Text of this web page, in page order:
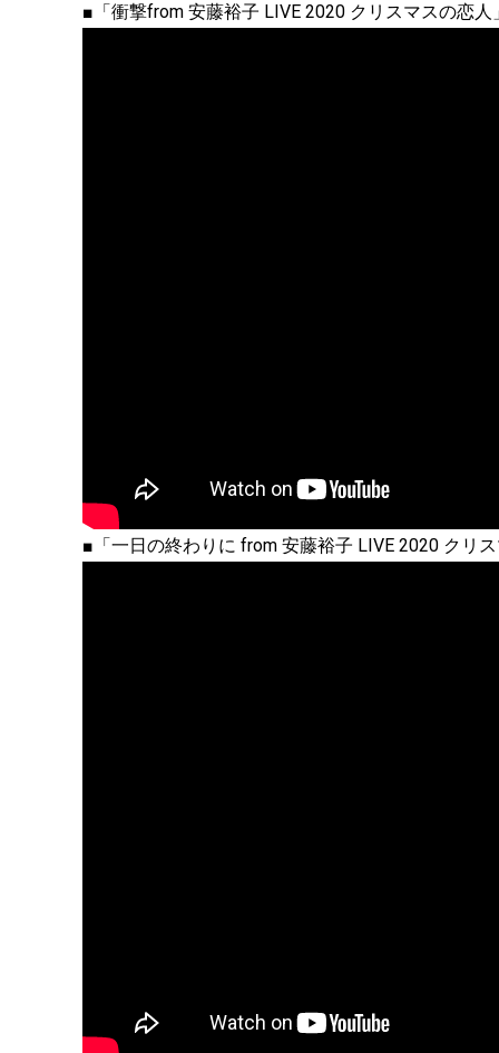
■「衝撃from 安藤裕子 LIVE 2020 クリスマスの恋人」
■「一日の終わりに from 安藤裕子 LIVE 2020 クリス